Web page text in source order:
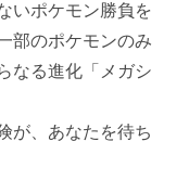
いポケモン勝負を
部のポケモンのみ
なる進化「メガシ
が、あなたを待ち